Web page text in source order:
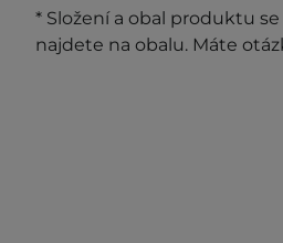
* Složení a obal produktu
najdete na obalu. Máte